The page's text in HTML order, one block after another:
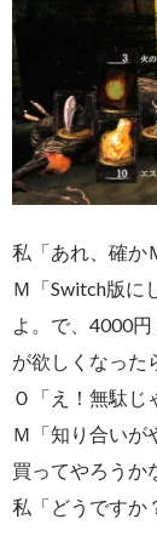
私「あれ、確か
Ｍ「Switch版に
よ。で、4000
が欲しくなった
Ｏ「え！無駄じ
Ｍ「知り合いが
買ってやろうか
私「どうですか